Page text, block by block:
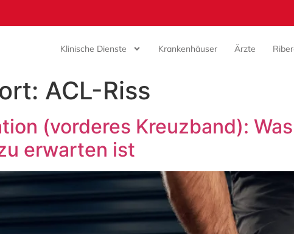
Klinische Dienste Krankenhäuser Ärzte
ACL-Riss
(vorderes Kreuzband):
erwarten ist